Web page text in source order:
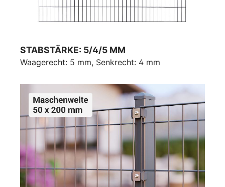
STABSTÄRKE: 5/4/5 MM
Waagerecht: 5 mm, Senkrecht: 4 mm